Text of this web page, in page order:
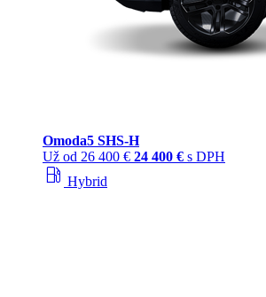
Omoda5 SHS‑H
Už od 26 400 € 24 400 € s DPH
local_gas_station Hybrid